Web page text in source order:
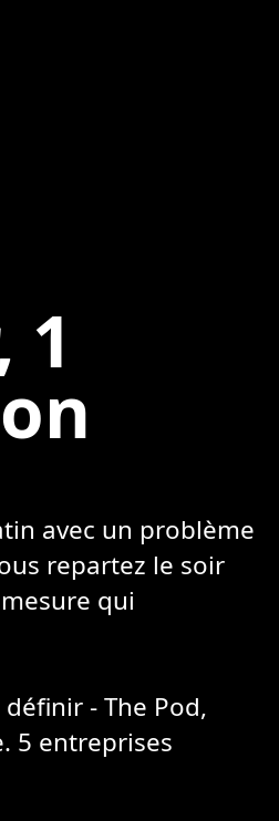
1
avec un problème
repartez le soir
qui
- The Pod,
5 entreprises